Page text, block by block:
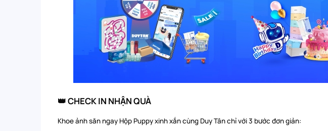
👑 CHECK IN NHẬN QUÀ
Khoe ảnh săn ngay Hộp Puppy xinh xắn cùng Duy Tân chỉ với 3 bước đơn giản: